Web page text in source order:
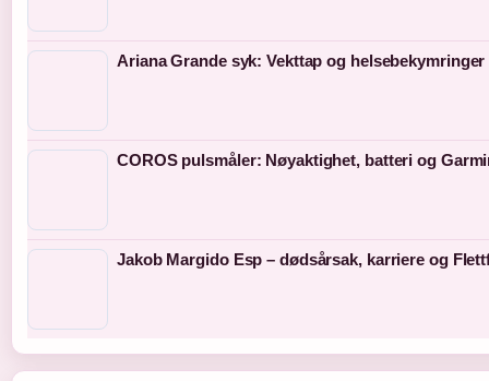
Ariana Grande syk: Vekttap og helsebekymringer
COROS pulsmåler: Nøyaktighet, batteri og
Jakob Margido Esp – dødsårsak, karriere og